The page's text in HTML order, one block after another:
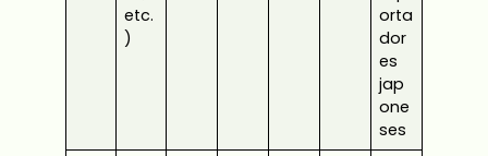
etc.
)
orta
dor
es
jap
one
ses